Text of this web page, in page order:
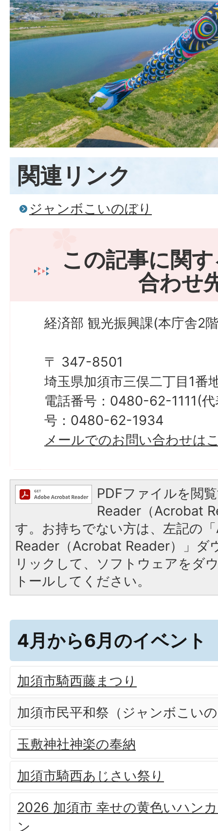
関連リンク
ジャンボこいのぼり
この記事に関
合わせ
経済部 観光振興課(本庁舎2
〒 347-8501
埼玉県加須市三俣二丁目1番
電話番号：0480-62-1111(
号：0480-62-1934
メールでのお問い合わせは
PDFファイルを閲
Reader（Acrobat
す。お持ちでない方は、左記の
Reader（Acrobat Reader）」ダ
リックして、ソフトウェアをダ
トールしてください。
4月から6月のイベント
加須市騎西藤まつり
加須市民平和祭（ジャンボこい
玉敷神社神楽の奉納
加須市騎西あじさい祭り
2026 加須市 幸せの黄色いハン
ン